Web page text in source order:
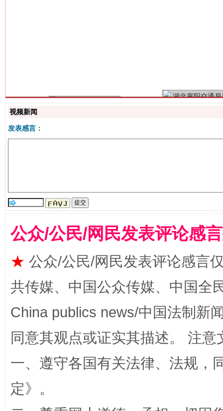
“刷贴”乱象丛生
揭批美国五大"原罪" "
视频新闻
发表感言：
公众/公民/网民发表评论感
★ 公众/公民/网民发表评论感言
共传媒、中国公众传媒、中国全
China publics news/中国法制新
同意其观点或证实其描述。 注
一、遵守各国有关法律、法规，
定》。